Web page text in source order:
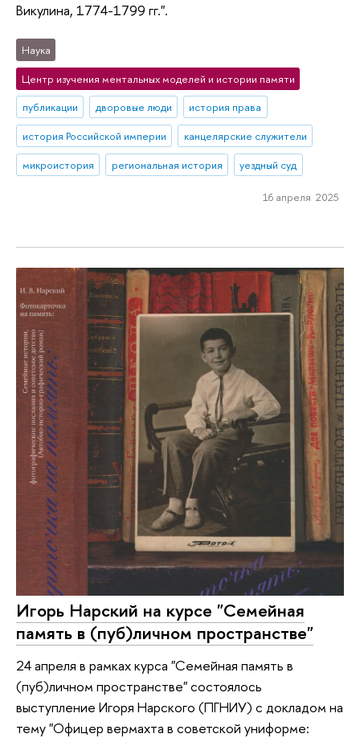
Викулина, 1774-1799 гг.".
Наука
Центр изучения ментальных моделей и истории памяти
публикации
дворовые люди
история права
история Российской империи
канцелярские служители
микроистория
региональная история уездный суд
16 апреля 2025
Игорь Нарский на курсе "Семейная
память в (пуб)личном пространстве"
24 апреля в рамках курса "Семейная память в
(пуб)личном пространстве" состоялось
выступление Игоря Нарского (ПГНИУ) с докладом на
тему "Офицер вермахта в советской униформе: